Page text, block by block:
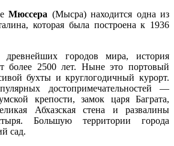
Мюссера (Мысра) находится одна из
которая была построена к 1936
городов мира, история
более 2500 лет. Ныне это портовый
бухты и круглогодичный курорт.
достопримечательностей —
крепости, замок царя Баграта,
Абхазская стена и развалины
Большую территории города
сад.